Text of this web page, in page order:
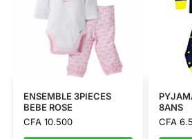
ENSEMBLE 3PIECES
BEBE ROSE
CFA10.500
8ANS
CFA